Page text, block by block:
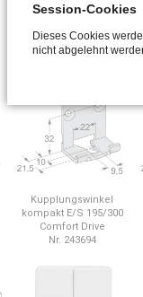
Kupplungswinkel
kompakt E/S 195/300
Comfort Drive
Nr. 243694
Session-Cookies
Dieses Cookies
nicht abgelehnt